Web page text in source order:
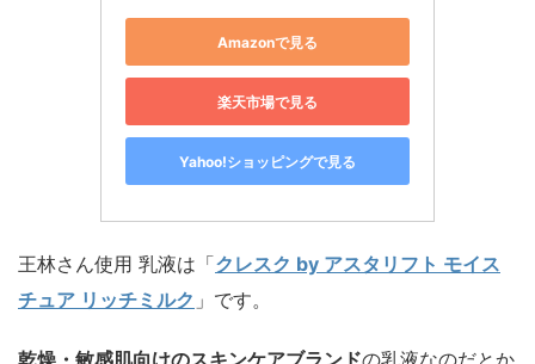
Amazonで見る
楽天市場で見る
Yahoo!ショッピングで見る
王林さん使用 乳液は「クレスク by アスタリフト モイス
チュア リッチミルク 」です。